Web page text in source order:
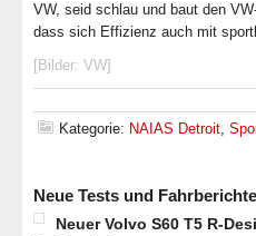
VW, seid schlau und baut den
dass sich Effizienz auch mit
[Bilder: VW]
Kategorie: NAIAS Detroit,
Neue Tests und
Neuer Volvo S60 T5 R-